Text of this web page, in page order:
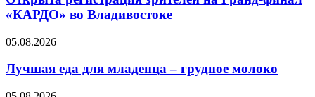
«КАРДО» во Владивостоке
05.08.2026
Лучшая еда для младенца – грудное молоко